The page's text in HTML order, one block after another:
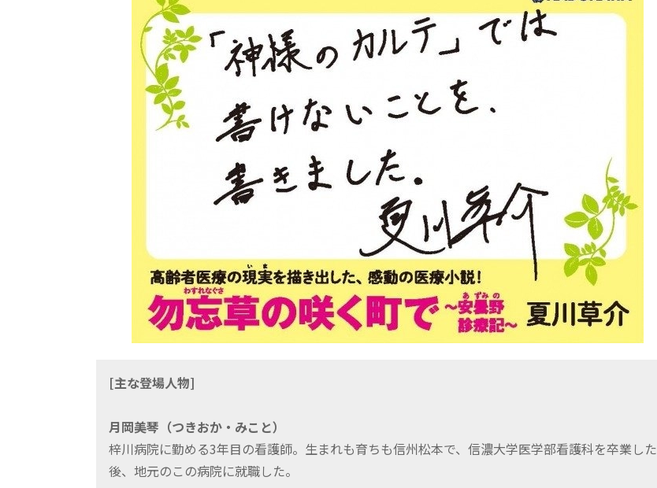
[主な登場人物]
月岡美琴（つきおか・みこと）
梓川病院に勤める3年目の看護師。生まれも育ちも信州松本で、信濃大学医学部看護科を卒業した
後、地元のこの病院に就職した。